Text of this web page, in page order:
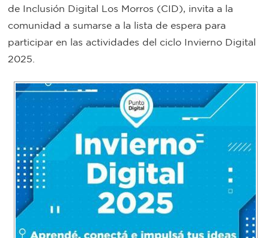
Municipal
Mi
Boleto
estudiantil
Recorrido
colectivos
de Inclusión Digital Los Morros (CID), invita a la
comunidad a sumarse a la lista de espera para
participar en las actividades del ciclo Invierno Digital
2025.